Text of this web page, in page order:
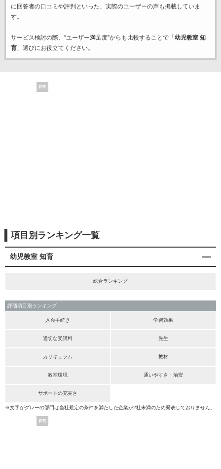
に回答者の口コミや評判といった、実際のユーザーの声も掲載していま
す。
サービス検討の際、“ユーザー満足度”からも比較することで「 幼児教室 知
育」選びにお役立てください。
PR
項目別ランキング一覧
幼児教室 知育
総合ランキング
評価項目別ランキング
入会手続き 学習効果
適切な受講料 先生
カリキュラム 教材
教室環境 通いやすさ・治安
サポートの充実さ
※文字がグレーの部門は当社規定の条件を満たした企業が2社未満のため発表しておりません。
PR